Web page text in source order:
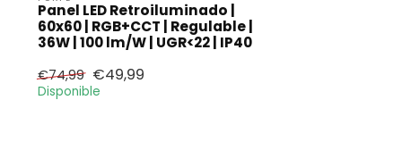
Panel LED Retroiluminado |
60x60 | RGB+CCT | Regulable |
36W | 100 lm/W | UGR<22 | IP40
€74,99 €49,99
Disponible